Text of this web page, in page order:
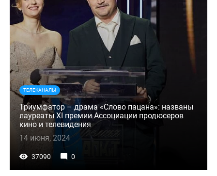
ТЕЛЕКАНАЛЫ
Триумфатор – драма «Слово пацана»: названы
лауреаты XI премии Ассоциации продюсеров
кино и телевидения
14 июня, 2024
37090 0